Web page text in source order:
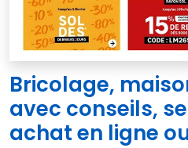
Bricolage,
avec conseils,
achat en ligne